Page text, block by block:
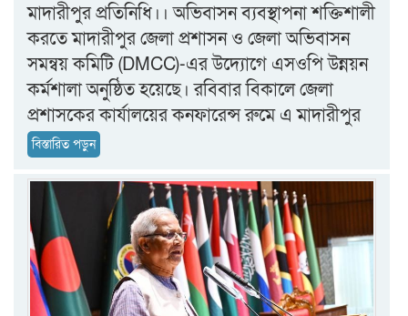
মাদারীপুর প্রতিনিধি।। অভিবাসন ব্যবস্থাপনা শক্তিশালী
করতে মাদারীপুর জেলা প্রশাসন ও জেলা অভিবাসন
সমন্বয় কমিটি (DMCC)-এর উদ্যোগে এসওপি উন্নয়ন
কর্মশালা অনুষ্ঠিত হয়েছে। রবিবার বিকালে জেলা
প্রশাসকের কার্যালয়ের কনফারেন্স রুমে এ মাদারীপুর
বিস্তারিত পড়ুন